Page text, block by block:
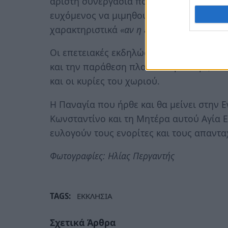
ευχόμενος να μιμηθούν και άλλοι το
χαρακτηριστικά «αν η εργασία είναι μια
Οι επετειακές εκδηλώσεις
και την παράθεση πλούσιου μπουφέ,
και οι κυρίες του χωριού.
Η Παναγία που ήρθε και θα μείνει στην
Κωνσταντίνο και τη Μητέρα αυτού
ευλογούν τους ενορίτες και τους
Φωτογραφίες: Ηλίας Περγαντής
TAGS: ΕΚΚΛΗΣΙΑ
Σχετικά Άρθρα